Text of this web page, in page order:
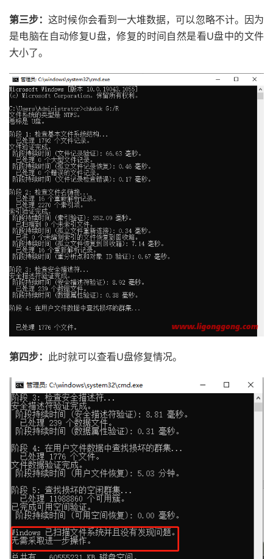
第三步：这时候你会看到一大堆数据，可以忽略不计。因为
是电脑在自动修复U盘，修复的时间自然是看U盘中的文件
大小了。
第四步： 此时就可以查看U盘修复情况。